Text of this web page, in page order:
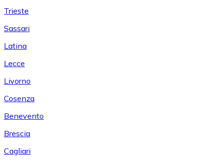
Trieste
Sassari
Latina
Lecce
Livorno
Cosenza
Benevento
Brescia
Cagliari